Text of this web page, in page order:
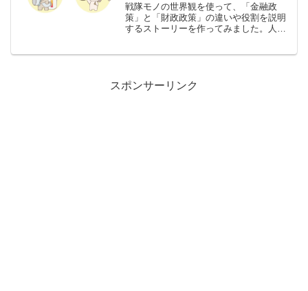
戦隊モノの世界観を使って、「金融政
策」と「財政政策」の違いや役割を説明
するストーリーを作ってみました。人物
スポンサーリンク